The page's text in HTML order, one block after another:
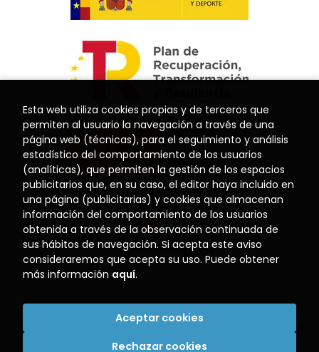
Librería El Puerto . Todos los Derechos Reservados
Esta web utiliza cookies propias y de terceros que
permiten al usuario la navegación a través de una
página web (técnicas), para el seguimiento y análisis
estadístico del comportamiento de los usuarios
(analíticas), que permiten la gestión de los espacios
publicitarios que, en su caso, el editor haya incluido en
una página (publicitarias) y cookies que almacenan
información del comportamiento de los usuarios
obtenida a través de la observación continuada de
sus hábitos de navegación. Si acepta este aviso
consideraremos que acepta su uso. Puede obtener
más información aquí.
Rechazar cookies
Aceptar cookies